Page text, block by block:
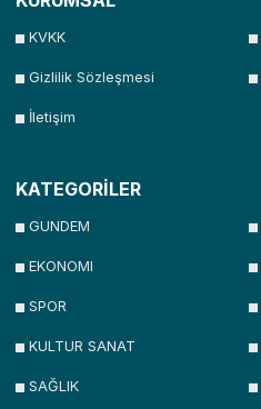
KVKK
Gizlilik Sözleşmesi
İletişim
KATEGORİLER
GUNDEM
EKONOMI
SPOR
KULTUR SANAT
SAĞLIK